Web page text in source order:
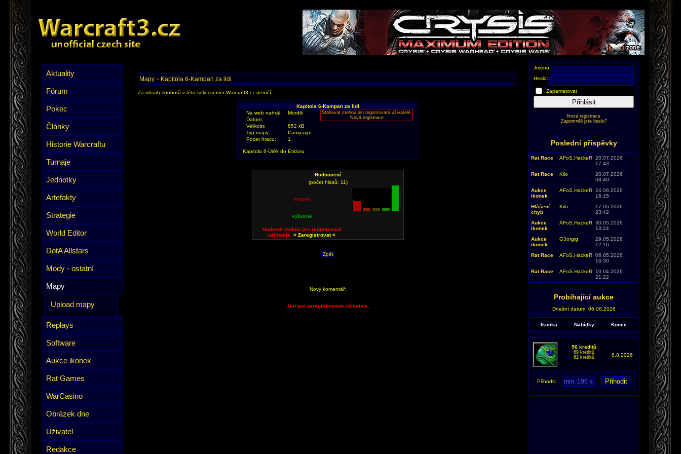
Aktuality
Fórum
Pokec
Články
Historie Warcraftu
Turnaje
Jednotky
Artefakty
Strategie
World Editor
DotA Allstars
Mody - ostatní
Mapy
Upload mapy
Replays
Software
Aukce ikonek
Rat Games
WarCasino
Obrázek dne
Uživatel
Redakce
Mapy ~ Kapitola 6-Kampan za lidi
Za obsah souborů v této sekci server Warcraft3.cz neručí.
Kapitola 6-Kampan za lidi
Na web nahrál:
Mordik
Datum:
Velikost:
652 kB
Typ mapy:
Campaign
Pocet hracu:
1
Stahovat mohou jen registrovaní uživatelé.
Nová registrace
Kapitola 6-Útěk do Eridoru
Hodnocení
(počet hlasů: 11)
hrozné
výborné
Hodnotit mohou jen registrovaní
uživatelé. > Zaregistrovat <
Zpět
Nový komentář:
Jen pro zaregistrované uživatele.
Jméno:
Heslo:
Zapamatovat
Přihlásit
Nová registrace
Zapomněli jste heslo?
Poslední příspěvky
Rat Race AFoS.HackeR 20.07.2026
17:43
Rat Race
Kilo
20.07.2026
08:49
Aukce
ikonek
AFoS.HackeR 24.06.2026
16:15
Hlášení
chyb
Kilo
17.06.2026
23:42
Aukce
ikonek
AFoS.HackeR 30.05.2026
13:24
Aukce
ikonek
G3orgig
29.05.2026
12:16
Rat Race
AFoS.HackeR 06.05.2026
16:30
Rat Race
AFoS.HackeR
10.04.2026
21:22
Probíhající aukce
Dnešní datum: 06.08.2026
Ikonka Nabídky Konec
96 kreditů
69 kreditů
62 kreditů
8.8.2026
Přihodit: